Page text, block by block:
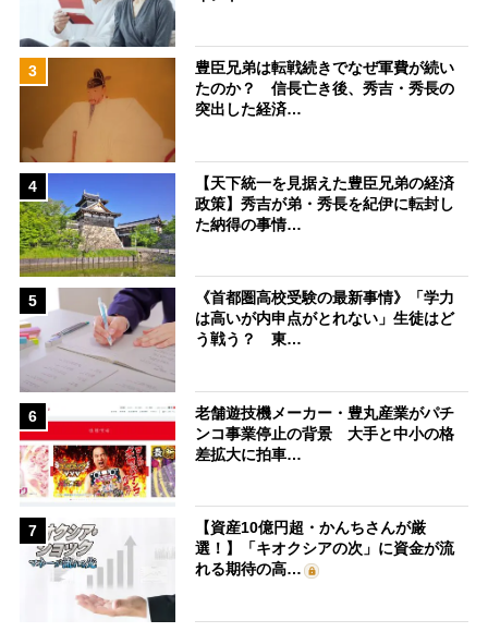
3
豊臣兄弟は転戦続きでなぜ軍費が続い
たのか？ 信長亡き後、秀吉・秀長の
突出した経済…
4
【天下統一を見据えた豊臣兄弟の経済
政策】秀吉が弟・秀長を紀伊に転封し
た納得の事情…
5
《首都圏高校受験の最新事情》「学力
は高いが内申点がとれない」生徒はど
う戦う？ 東…
6
老舗遊技機メーカー・豊丸産業がパチ
ンコ事業停止の背景 大手と中小の格
差拡大に拍車…
7
【資産10億円超・かんちさんが厳
選！】「キオクシアの次」に資金が流
れる期待の高…